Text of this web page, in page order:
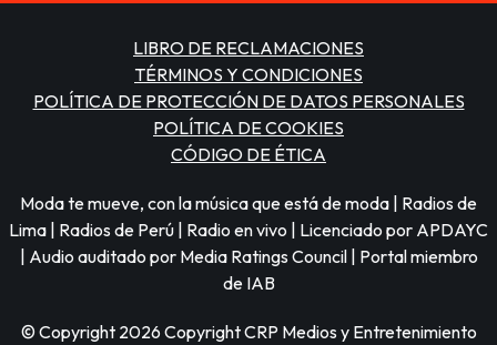
LIBRO DE RECLAMACIONES
TÉRMINOS Y CONDICIONES
POLÍTICA DE PROTECCIÓN DE DATOS PERSONALES
POLÍTICA DE COOKIES
CÓDIGO DE ÉTICA
Moda te mueve, con la música que está de moda | Radios de
Lima | Radios de Perú | Radio en vivo | Licenciado por APDAYC
| Audio auditado por Media Ratings Council | Portal miembro
de IAB
© Copyright 2026 Copyright CRP Medios y Entretenimiento